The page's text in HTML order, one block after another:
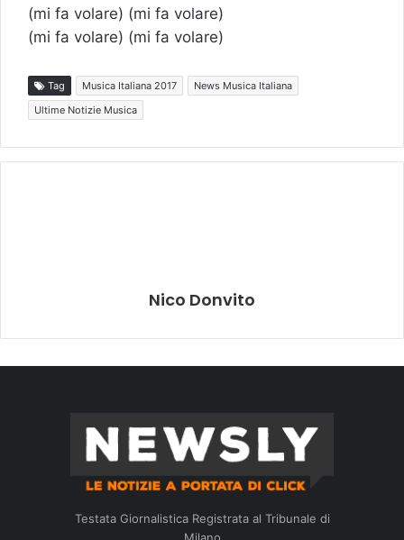
(mi fa volare) (mi fa volare)
(mi fa volare) (mi fa volare)
Tag Musica Italiana 2017
News Musica Italiana
Ultime Notizie Musica
Nico Donvito
Testata Giornalistica Registrata al Tribunale di